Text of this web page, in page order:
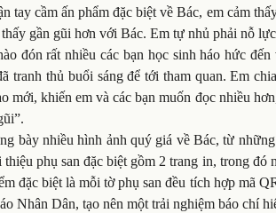
tay cầm ấn phẩm đặc biệt về Bác, em cảm
gần gũi hơn với Bác. Em tự nhủ phải nỗ
đón rất nhiều các bạn học sinh háo hức
tranh thủ buổi sáng để tới tham quan. Em
mới, khiến em và các bạn muốn đọc nhiều
bày nhiều hình ảnh quý giá về Bác, từ
phụ san đặc biệt gồm 2 trang in, trong
đặc biệt là mỗi tờ phụ san đều tích hợp mã
Nhân Dân, tạo nên một trải nghiệm báo chí